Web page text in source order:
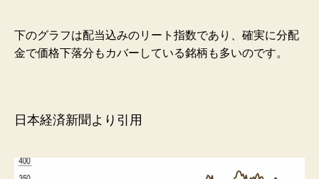
下のグラフは配当込みのリート指数であり、確実に分配
金で価格下落分もカバーしている銘柄も多いのです。
日本経済新聞より引用